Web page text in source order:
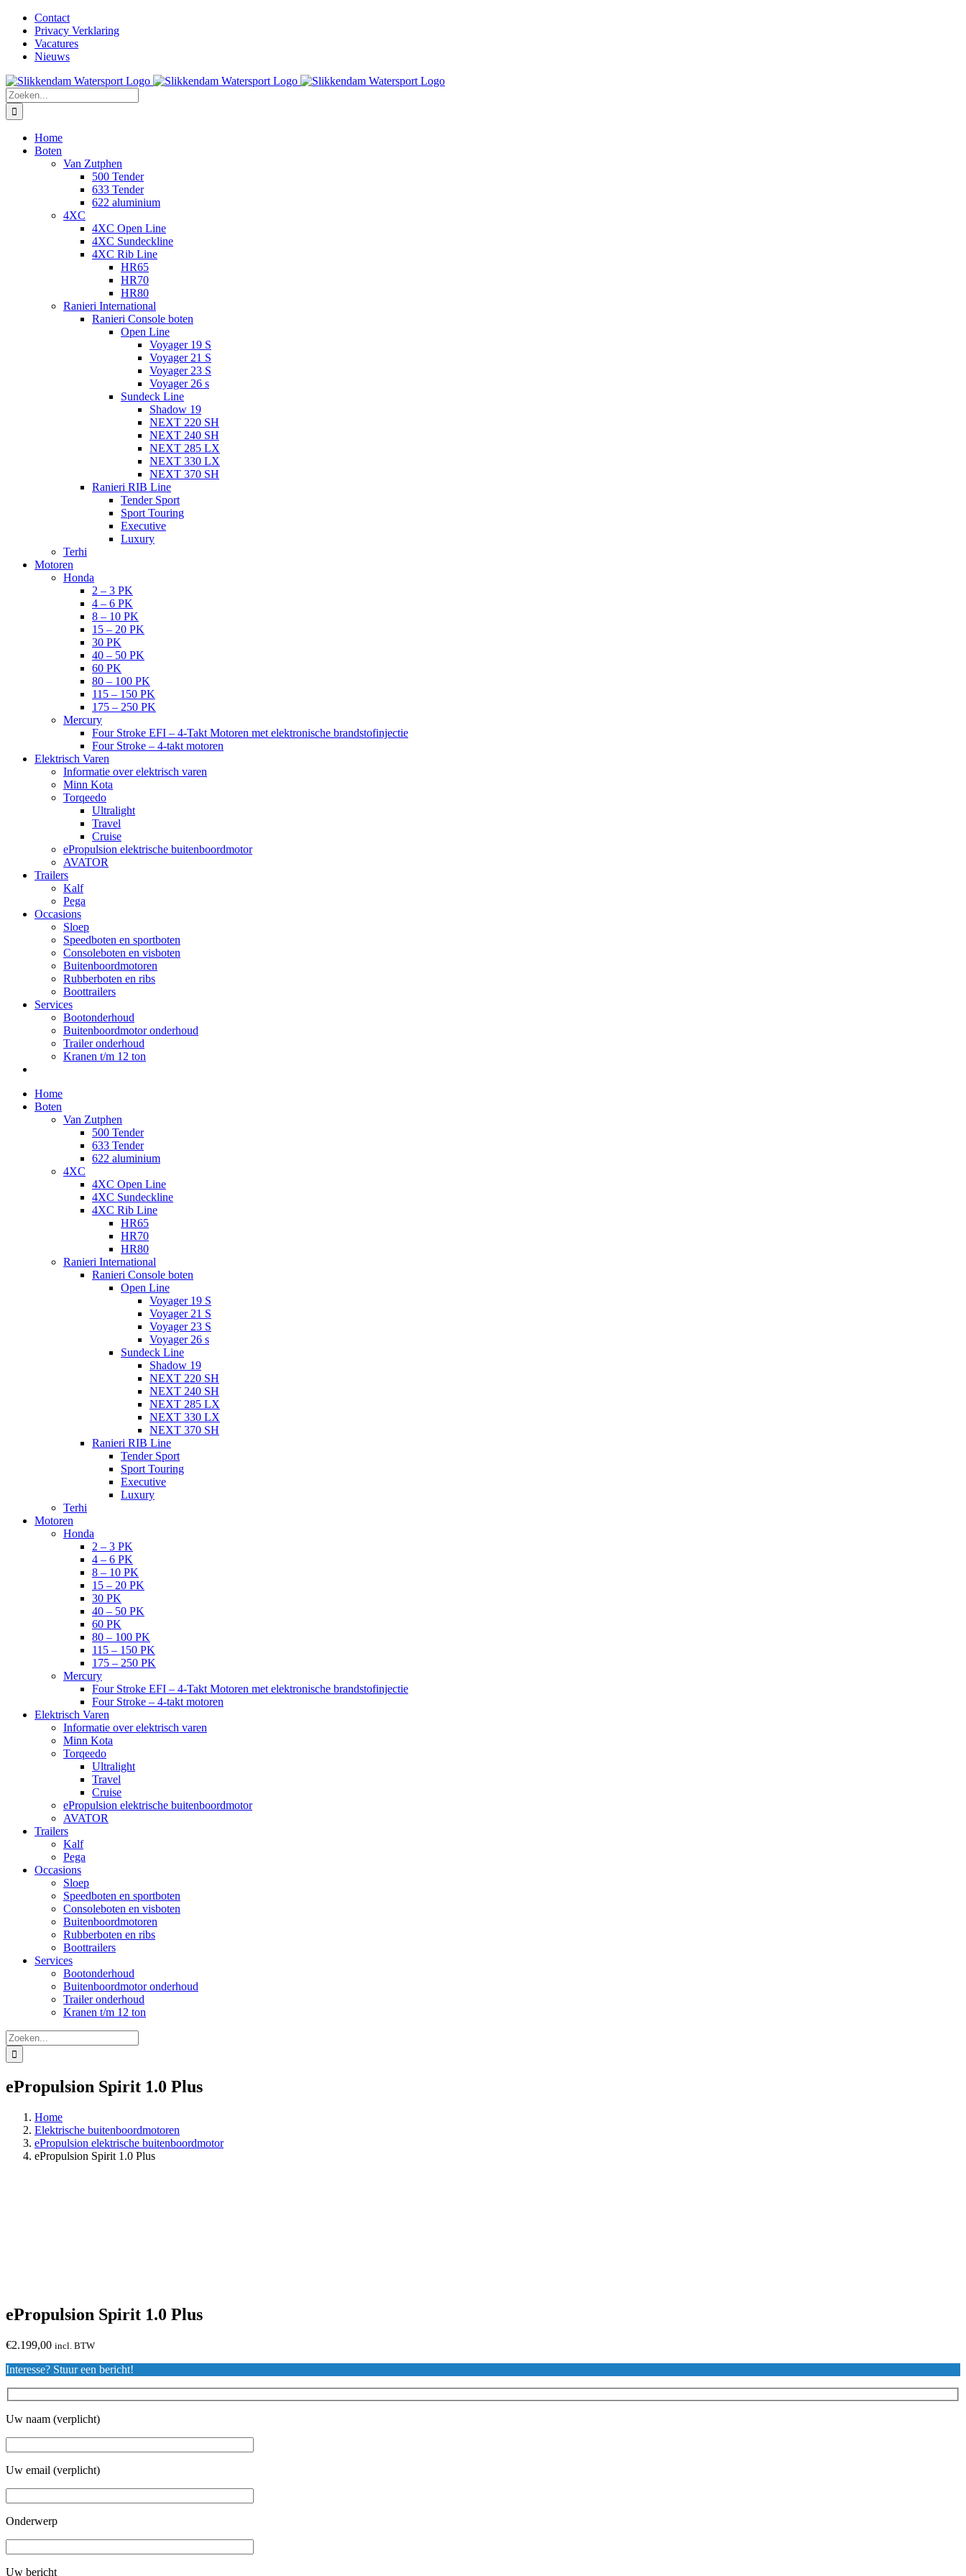
naar
inhoud
Facebook
Instagram
LinkedIn
YouTube
mail
Contact
Privacy Verklaring
Vacatures
Nieuws
Zoeken
naar:
Home
Boten
Van Zutphen
500 Tender
633 Tender
622 aluminium
4XC
4XC Open Line
4XC Sundeckline
4XC Rib Line
HR65
HR70
HR80
Ranieri International
Ranieri Console boten
Open Line
Voyager 19 S
Voyager 21 S
Voyager 23 S
Voyager 26 s
Sundeck Line
Shadow 19
NEXT 220 SH
NEXT 240 SH
NEXT 285 LX
NEXT 330 LX
NEXT 370 SH
Ranieri RIB Line
Tender Sport
Sport Touring
Executive
Luxury
Terhi
Motoren
Honda
2 – 3 PK
4 – 6 PK
8 – 10 PK
15 – 20 PK
30 PK
40 – 50 PK
60 PK
80 – 100 PK
115 – 150 PK
175 – 250 PK
Mercury
Four Stroke EFI – 4-Takt Motoren met elektronische brandstofinjectie
Four Stroke – 4-takt motoren
Elektrisch Varen
Informatie over elektrisch varen
Minn Kota
Torqeedo
Ultralight
Travel
Cruise
ePropulsion elektrische buitenboordmotor
AVATOR
Trailers
Kalf
Pega
Occasions
Sloep
Speedboten en sportboten
Consoleboten en visboten
Buitenboordmotoren
Rubberboten en ribs
Boottrailers
Services
Bootonderhoud
Buitenboordmotor onderhoud
Trailer onderhoud
Kranen t/m 12 ton
Home
Boten
Van Zutphen
500 Tender
633 Tender
622 aluminium
4XC
4XC Open Line
4XC Sundeckline
4XC Rib Line
HR65
HR70
HR80
Ranieri International
Ranieri Console boten
Open Line
Voyager 19 S
Voyager 21 S
Voyager 23 S
Voyager 26 s
Sundeck Line
Shadow 19
NEXT 220 SH
NEXT 240 SH
NEXT 285 LX
NEXT 330 LX
NEXT 370 SH
Ranieri RIB Line
Tender Sport
Sport Touring
Executive
Luxury
Terhi
Motoren
Honda
2 – 3 PK
4 – 6 PK
8 – 10 PK
15 – 20 PK
30 PK
40 – 50 PK
60 PK
80 – 100 PK
115 – 150 PK
175 – 250 PK
Mercury
Four Stroke EFI – 4-Takt Motoren met elektronische brandstofinjectie
Four Stroke – 4-takt motoren
Elektrisch Varen
Informatie over elektrisch varen
Minn Kota
Torqeedo
Ultralight
Travel
Cruise
ePropulsion elektrische buitenboordmotor
AVATOR
Trailers
Kalf
Pega
Occasions
Sloep
Speedboten en sportboten
Consoleboten en visboten
Buitenboordmotoren
Rubberboten en ribs
Boottrailers
Services
Bootonderhoud
Buitenboordmotor onderhoud
Trailer onderhoud
Kranen t/m 12 ton
Zoeken
naar:
ePropulsion Spirit 1.0 Plus
Home
Elektrische buitenboordmotoren
ePropulsion elektrische buitenboordmotor
ePropulsion Spirit 1.0 Plus
ePropulsion Spirit 1.0 Plus
€2.199,00 incl. BTW
Interesse? Stuur een bericht!
Uw naam (verplicht)
Uw email (verplicht)
Onderwerp
Uw bericht